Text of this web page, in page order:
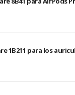
1B211 para los